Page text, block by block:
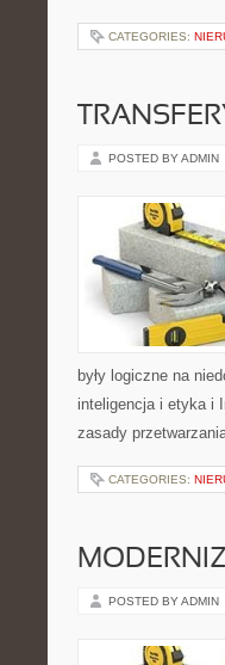
CATEGORIES:
POSTED BY ADMIN
były logiczne na
inteligencja i etyka i
zasady
CATEGORIES:
POSTED BY ADMIN